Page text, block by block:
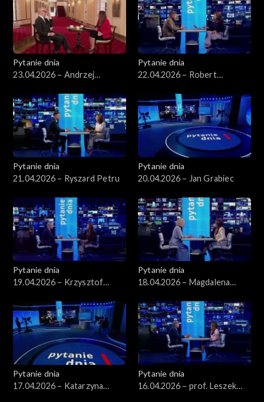
Pytanie dnia
23.04.2026 – Andrzej
Pytanie dnia
22.04.2026 – Robert
Pytanie dnia
21.04.2026 – Ryszard Petru
Pytanie dnia
20.04.2026 – Jan Grabiec
Pytanie dnia
19.04.2026 – Krzysztof
Pytanie dnia
18.04.2026 – Magdalena
Pytanie dnia
17.04.2026 – Katarzyna
Pytanie dnia
16.04.2026 – prof. Leszek